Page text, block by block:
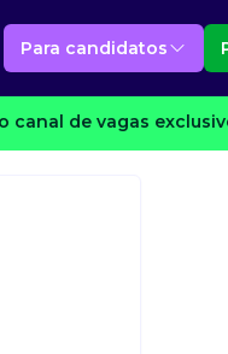
Para candidatos
canal de vagas